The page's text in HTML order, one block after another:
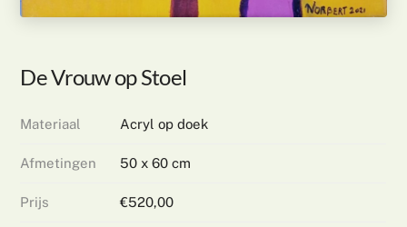
De Vrouw op Stoel
Materiaal Acryl op doek
Afmetingen 50 x 60 cm
Prijs €520,00